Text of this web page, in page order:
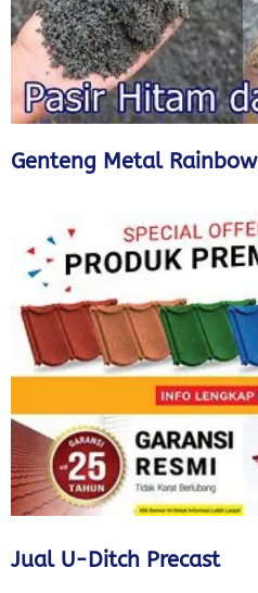
Genteng Metal Rainbow
Jual U-Ditch Precast